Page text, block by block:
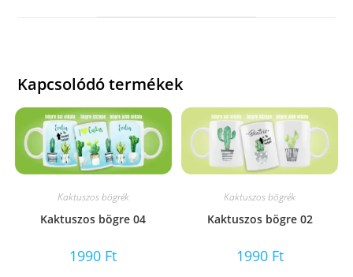
Kapcsolódó termékek
Kaktuszos bögrék
Kaktuszos bögre 04
1990 Ft
Kaktuszos bögrék
Kaktuszos bögre 02
1990 Ft